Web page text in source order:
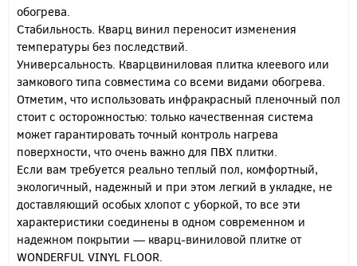
обогрева.
Стабильность. Кварц винил переносит изменения
температуры без последствий.
Универсальность. Кварцвиниловая плитка клеевого или
замкового типа совместима со всеми видами обогрева.
Отметим, что использовать инфракрасный пленочный пол
стоит с осторожностью: только качественная система
может гарантировать точный контроль нагрева
поверхности, что очень важно для ПВХ плитки.
Если вам требуется реально теплый пол, комфортный,
экологичный, надежный и при этом легкий в укладке, не
доставляющий особых хлопот с уборкой, то все эти
характеристики соединены в одном современном и
надежном покрытии — кварц-виниловой плитке от
WONDERFUL VINYL FLOOR.